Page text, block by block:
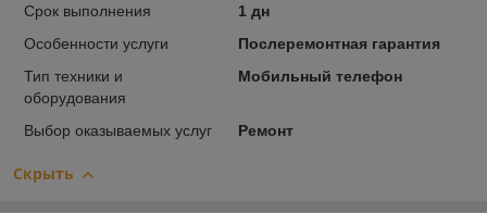
Срок выполнения
1 дн
Особенности услуги
Послеремонтная гарантия
Тип техники и
оборудования
Мобильный телефон
Выбор оказываемых услуг Ремонт
Скрыть